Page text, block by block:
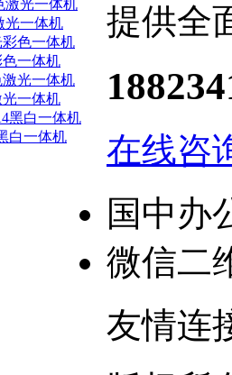
光一体机
色一体机
光一体机
白一体机
提供全
在线咨
国中办
微信二
友情连